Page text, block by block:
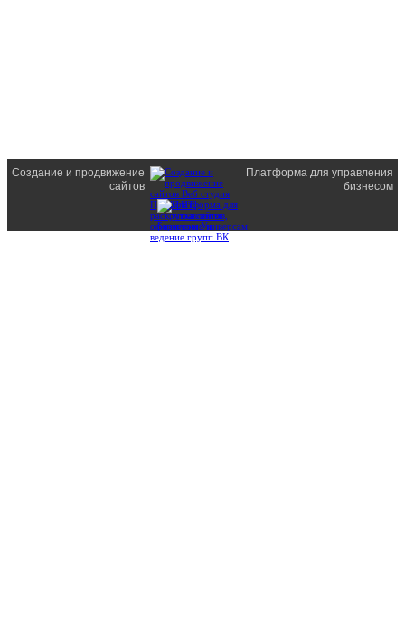
Создание и продвижение
сайтов
Платформа для управления
бизнесом